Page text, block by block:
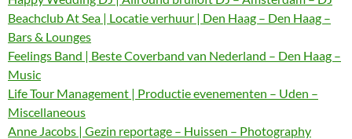
Beachclub At Sea | Locatie verhuur | Den Haag – Den Haag –
Bars & Lounges
Feelings Band | Beste Coverband van Nederland – Den Haag –
Music
Life Tour Management | Productie evenementen – Uden –
Miscellaneous
Anne Jacobs | Gezin reportage – Huissen – Photography